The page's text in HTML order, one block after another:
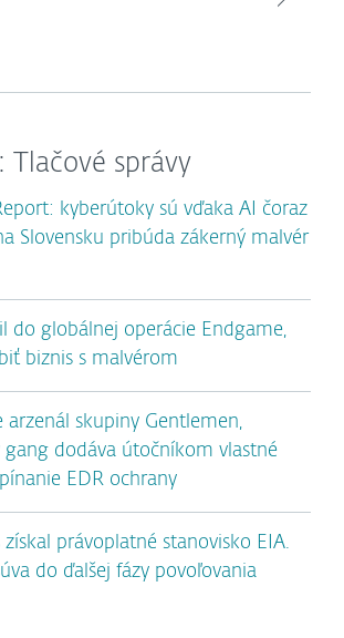
Tlačové správy
kyberútoky sú vďaka AI čoraz
Slovensku pribúda zákerný malvér
do globálnej operácie Endgame,
biznis s malvérom
arzenál skupiny Gentlemen,
gang dodáva útočníkom vlastné
EDR ochrany
získal právoplatné stanovisko EIA.
do ďalšej fázy povoľovania